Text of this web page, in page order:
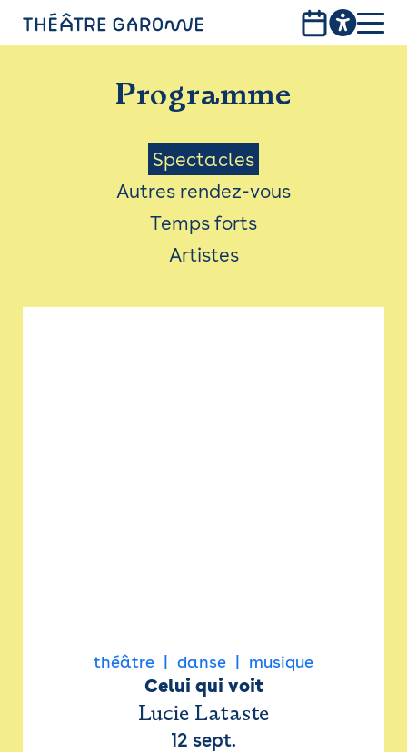
PROGRAMME
INFOS PRATIQUES
AVEC LES PUBLICS
ACCESSIBILITÉ
LES PRODUCTIONS
Programme
Menu
Saison
Spectacles
Autres rendez-vous
Temps forts
Artistes
théâtre danse musique
Celui qui voit
Lucie Lataste
12 sept.